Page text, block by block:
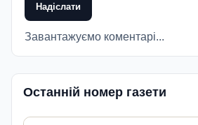
Надіслати
Завантажуємо коментарі...
Останній номер газети